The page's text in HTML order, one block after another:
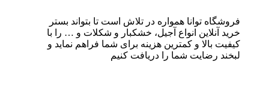
فروشگاه توانا همواره در تلاش است تا بتواند بستر
خرید آنلاین انواع آجیل، خشکبار و شکلات و … را با
کیفیت بالا و کمترین هزینه برای شما فراهم نماید و
لبخند رضایت شما را دریافت کنیم